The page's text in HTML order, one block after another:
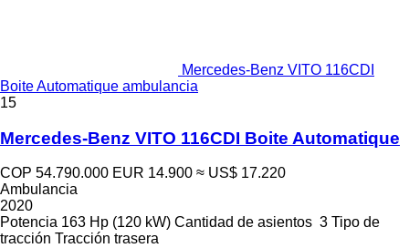
Mercedes-Benz VITO 116CDI
Boite Automatique ambulancia
15
Mercedes-Benz VITO 116CDI Boite Automatique
COP 54.790.000 EUR 14.900 ≈ US$ 17.220
Ambulancia
2020
Potencia 163 Hp (120 kW) Cantidad de asientos 3 Tipo de
tracción Tracción trasera